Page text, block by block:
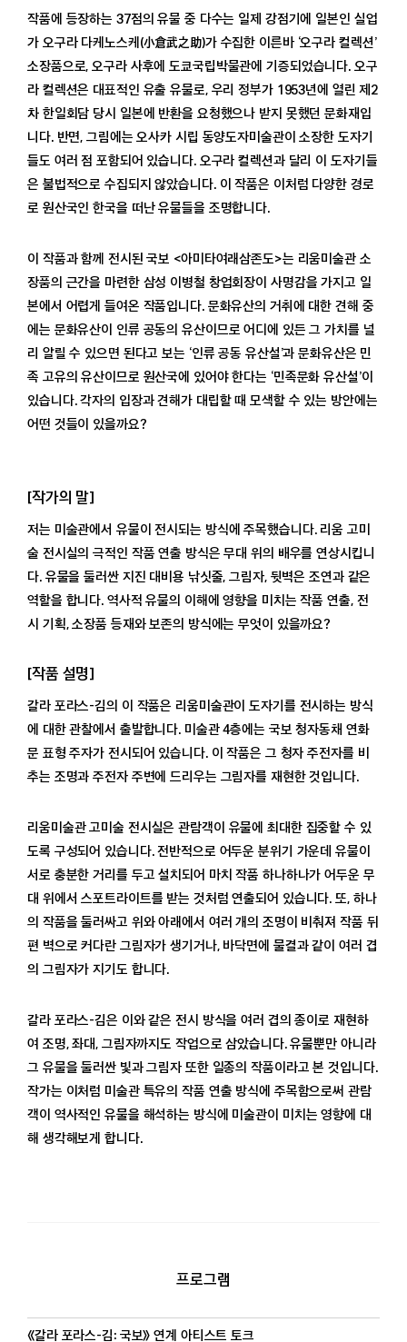
작품에 등장하는 37점의 유물 중 다수는 일제 강점기에 일본인 실업
가 오구라 다케노스케(小倉武之助)가 수집한 이른바 ‘오구라 컬렉션’
소장품으로, 오구라 사후에 도쿄국립박물관에 기증되었습니다. 오구
라 컬렉션은 대표적인 유출 유물로, 우리 정부가 1953년에 열린 제2
차 한일회담 당시 일본에 반환을 요청했으나 받지 못했던 문화재입
니다. 반면, 그림에는 오사카 시립 동양도자미술관이 소장한 도자기
들도 여러 점 포함되어 있습니다. 오구라 컬렉션과 달리 이 도자기들
은 불법적으로 수집되지 않았습니다. 이 작품은 이처럼 다양한 경로
로 원산국인 한국을 떠난 유물들을 조명합니다.
이 작품과 함께 전시된 국보 <아미타여래삼존도>는 리움미술관 소
장품의 근간을 마련한 삼성 이병철 창업회장이 사명감을 가지고 일
본에서 어렵게 들여온 작품입니다. 문화유산의 거취에 대한 견해 중
에는 문화유산이 인류 공동의 유산이므로 어디에 있든 그 가치를 널
리 알릴 수 있으면 된다고 보는 ‘인류 공동 유산설’과 문화유산은 민
족 고유의 유산이므로 원산국에 있어야 한다는 ‘민족문화 유산설’이
있습니다. 각자의 입장과 견해가 대립할 때 모색할 수 있는 방안에는
어떤 것들이 있을까요?
[작가의 말]
저는 미술관에서 유물이 전시되는 방식에 주목했습니다. 리움 고미
술 전시실의 극적인 작품 연출 방식은 무대 위의 배우를 연상시킵니
다. 유물을 둘러싼 지진 대비용 낚싯줄, 그림자, 뒷벽은 조연과 같은
역할을 합니다. 역사적 유물의 이해에 영향을 미치는 작품 연출, 전
시 기획, 소장품 등재와 보존의 방식에는 무엇이 있을까요?
[작품 설명]
갈라 포라스-김의 이 작품은 리움미술관이 도자기를 전시하는 방식
에 대한 관찰에서 출발합니다. 미술관 4층에는 국보 청자동채 연화
문 표형 주자가 전시되어 있습니다. 이 작품은 그 청자 주전자를 비
추는 조명과 주전자 주변에 드리우는 그림자를 재현한 것입니다.
리움미술관 고미술 전시실은 관람객이 유물에 최대한 집중할 수 있
도록 구성되어 있습니다. 전반적으로 어두운 분위기 가운데 유물이
서로 충분한 거리를 두고 설치되어 마치 작품 하나하나가 어두운 무
대 위에서 스포트라이트를 받는 것처럼 연출되어 있습니다. 또, 하나
의 작품을 둘러싸고 위와 아래에서 여러 개의 조명이 비춰져 작품 뒤
편 벽으로 커다란 그림자가 생기거나, 바닥면에 물결과 같이 여러 겹
의 그림자가 지기도 합니다.
갈라 포라스-김은 이와 같은 전시 방식을 여러 겹의 종이로 재현하
여 조명, 좌대, 그림자까지도 작업으로 삼았습니다. 유물뿐만 아니라
그 유물을 둘러싼 빛과 그림자 또한 일종의 작품이라고 본 것입니다.
작가는 이처럼 미술관 특유의 작품 연출 방식에 주목함으로써 관람
객이 역사적인 유물을 해석하는 방식에 미술관이 미치는 영향에 대
해 생각해보게 합니다.
프로그램
《갈라 포라스-김: 국보》 연계 아티스트 토크